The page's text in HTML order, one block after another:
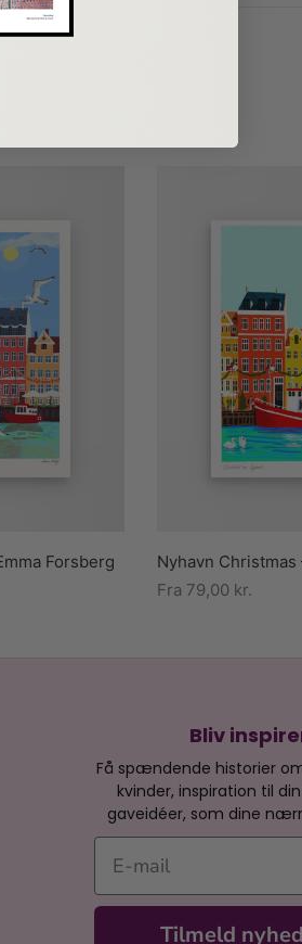
Forsberg
Nyhavn Christmas
Fra 79,00 kr.
Bliv
Få spændende historier
kvinder, inspiration til
gaveidéer, som dine
E-mail
Tilmeld